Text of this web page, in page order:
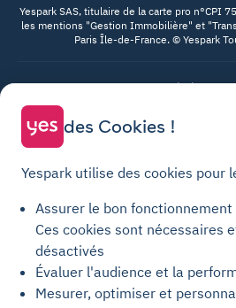
Yespark SAS, titulaire de la carte pro n°CPI
les mentions "Gestion Immobilière" et
Paris Île-de-France. © Yespark
Conditions générales
Conditions générales de
Politique de
Paramètres des
Charte de
des Cookies !
Yespark utilise des cookies pour
Assurer le bon
Ces cookies sont nécessaires
désactivés
Évaluer l'audience et la
Mesurer, optimiser et